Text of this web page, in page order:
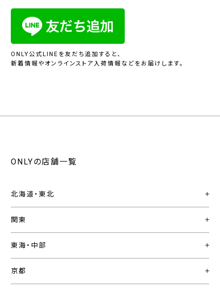
ONLY公式LINEを友だち追加すると、
新着情報やオンラインストア入荷情報などをお届けします。
ONLYの店舗一覧
北海道・東北
関東
東海・中部
京都